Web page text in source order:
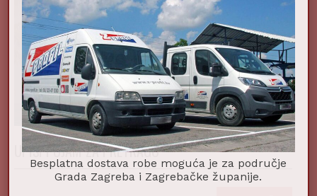
zatvoreni u navedenom periodu. Sve web narudžbe
zaprimljene između 29.07. i 16.08. ćemo obraditi
nakon 17.08.2026.
UPIŠI POJAM ZA PRETRAGU
Besplatna dostava robe moguća je za područje
Grada Zagreba i Zagrebačke županije.